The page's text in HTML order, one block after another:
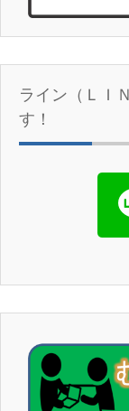
ライン（ＬＩ
す！